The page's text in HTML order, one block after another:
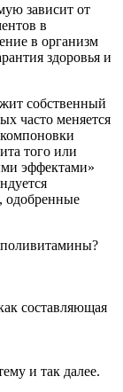
зависит от
в
в организм
здоровья и
собственный
часто меняется
того или
эффектами»
одобренные
поливитамины?
составляющая
и так далее.